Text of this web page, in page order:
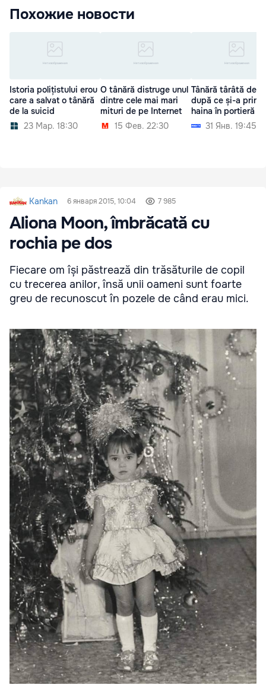
Похожие новости
Istoria polițistului erou
care a salvat o tânără
de la suicid
23 Мар. 18:30
O tânără distruge unul
dintre cele mai mari
mituri de pe Internet
15 Фев. 22:30
Tânără târâtă de
după ce și-a prins
haina în portieră
31 Янв. 19:45
Kankan 6 января 2015, 10:04 7 985
Aliona Moon, îmbrăcată cu
rochia pe dos
Fiecare om își păstrează din trăsăturile de copil
cu trecerea anilor, însă unii oameni sunt foarte
greu de recunoscut în pozele de când erau mici.